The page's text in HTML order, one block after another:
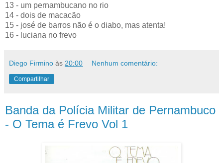
13 - um pernambucano no rio
14 - dois de macacão
15 - josé de barros não é o diabo, mas atenta!
16 - luciana no frevo
Diego Firmino às 20:00 Nenhum comentário:
Compartilhar
Banda da Polícia Militar de Pernambuco
- O Tema é Frevo Vol 1